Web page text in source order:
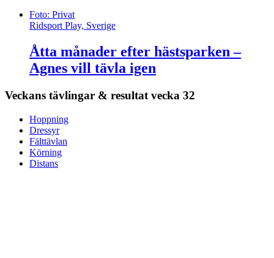
Foto: Privat
Ridsport Play, Sverige
Åtta månader efter hästsparken –
Agnes vill tävla igen
Veckans tävlingar & resultatvecka 32
Hoppning
Dressyr
Fälttävlan
Körning
Distans